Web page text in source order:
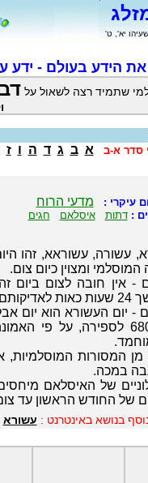
יא', ט'
הידע בעולם - ידע
שתמיד רצה לשאול על
סדר א-ב א ב ג ד ה ו ז
עיקרי : מדעי הרוח
:דתות איסלאם חגים
עשורה, עשוראא, זהו
ומצוין כיום צום.
- אין חובה לצום ביום
בדת.
- יום העשורא הוא יום
כרבלא ב-680 לספירה, על
המסורות המוסלמיות,
במכה.
של האיסלאם
של החודש הראשון עד צום
בנושא באינטרנט : עשורא